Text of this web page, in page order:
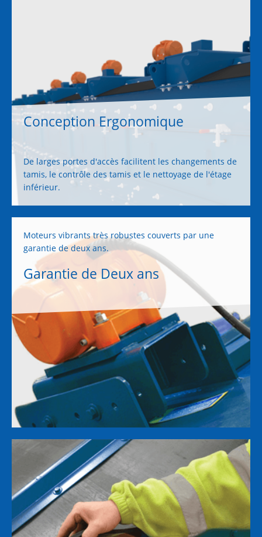
Conception Ergonomique
De larges portes d'accès facilitent les changements de
tamis, le contrôle des tamis et le nettoyage de l'étage
inférieur.
Garantie de Deux ans
Moteurs vibrants très robustes couverts par une
garantie de deux ans.